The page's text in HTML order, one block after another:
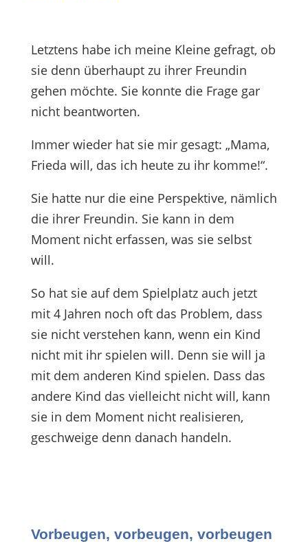
Letztens habe ich meine Kleine gefragt, ob
sie denn überhaupt zu ihrer Freundin
gehen möchte. Sie konnte die Frage gar
nicht beantworten.
Immer wieder hat sie mir gesagt: „Mama,
Frieda will, das ich heute zu ihr komme!“.
Sie hatte nur die eine Perspektive, nämlich
die ihrer Freundin. Sie kann in dem
Moment nicht erfassen, was sie selbst
will.
So hat sie auf dem Spielplatz auch jetzt
mit 4 Jahren noch oft das Problem, dass
sie nicht verstehen kann, wenn ein Kind
nicht mit ihr spielen will. Denn sie will ja
mit dem anderen Kind spielen. Dass das
andere Kind das vielleicht nicht will, kann
sie in dem Moment nicht realisieren,
geschweige denn danach handeln.
Vorbeugen, vorbeugen, vorbeugen